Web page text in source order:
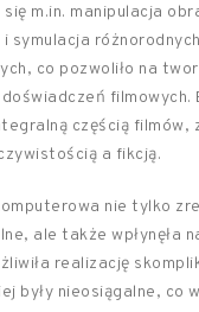
się m.in. manipulacja
symulacja
co pozwoliło na
częścią filmów,
a fikcją.
nie tylko
ale także wpłynęła
realizację
były nieosiągalne, co